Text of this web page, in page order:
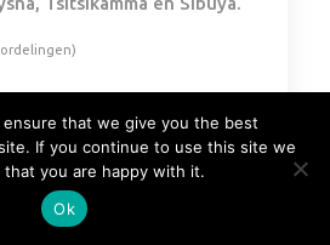
Vanaf
$2.433,76
ensure that we give you the best
If you continue to use this site we
that you are happy with it.
Ok